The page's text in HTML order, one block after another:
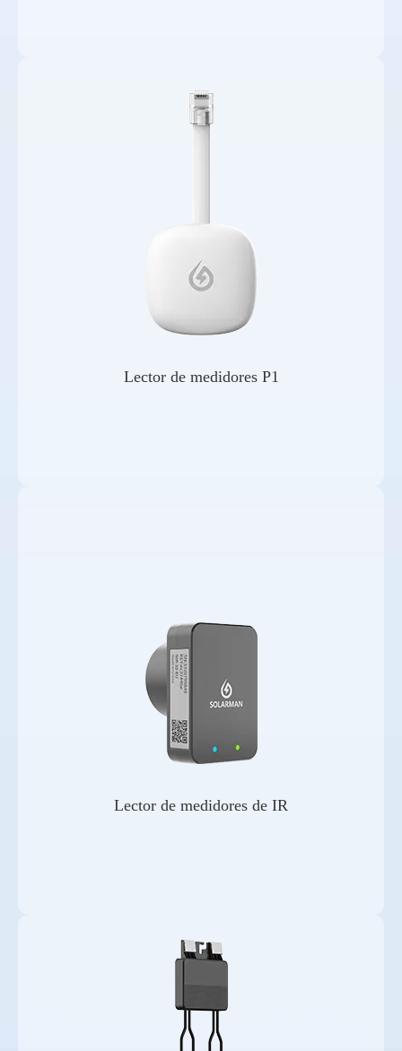
Lector de medidores P1
Lector de medidores de IR